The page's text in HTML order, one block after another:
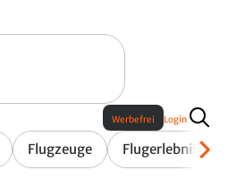
Flugzeuge Flugerlebnis
Werbefrei Login